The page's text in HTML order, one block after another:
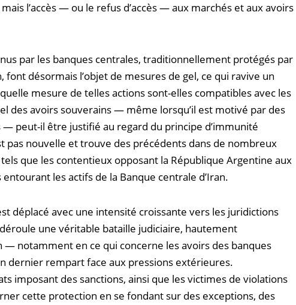
l’accès — ou le refus d’accès — aux marchés et aux avoirs
par les banques centrales, traditionnellement protégés par
font désormais l’objet de mesures de gel, ce qui ravive un
mesure de telles actions sont-elles compatibles avec les
des avoirs souverains — même lorsqu’il est motivé par des
peut-il être justifié au regard du principe d’immunité
pas nouvelle et trouve des précédents dans de nombreux
que les contentieux opposant la République Argentine aux
les actifs de la Banque centrale d’Iran.
déplacé avec une intensité croissante vers les juridictions
une véritable bataille judiciaire, hautement
— notamment en ce qui concerne les avoirs des banques
dernier rempart face aux pressions extérieures.
imposant des sanctions, ainsi que les victimes de violations
cette protection en se fondant sur des exceptions, des